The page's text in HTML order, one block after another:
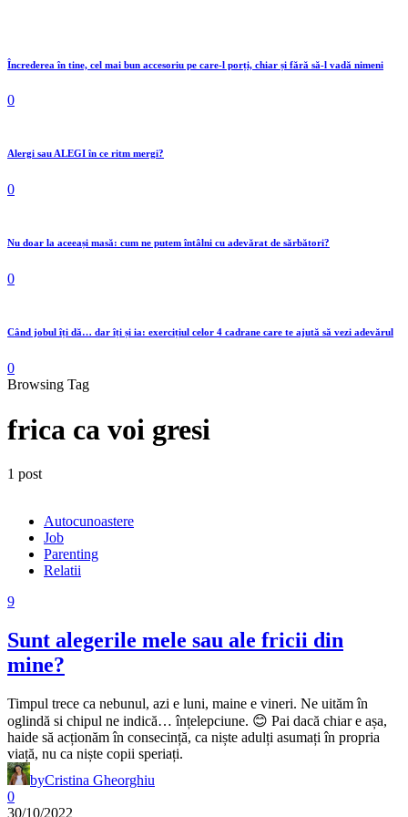
Încrederea în tine, cel mai bun accesoriu pe care-l porți, chiar și fără să-l vadă nimeni
0
Alergi sau ALEGI în ce ritm mergi?
0
Nu doar la aceeași masă: cum ne putem întâlni cu adevărat de sărbători?
0
Când jobul îți dă… dar îți și ia: exercițiul celor 4 cadrane care te ajută să vezi adevărul
0
Browsing Tag
frica ca voi gresi
1 post
Autocunoastere
Job
Parenting
Relatii
9
Sunt alegerile mele sau ale fricii din
mine?
Timpul trece ca nebunul, azi e luni, maine e vineri. Ne uităm în
oglindă si chipul ne indică… înțelepciune. 😊 Pai dacă chiar e așa,
haide să acționăm în consecință, ca niște adulți asumați în propria
viață, nu ca niște copii speriați.
byCristina Gheorghiu
0
30/10/2022